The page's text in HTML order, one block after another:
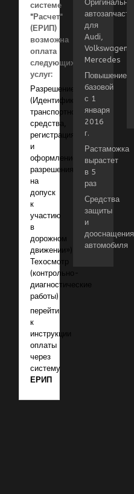
системе
"Расчет"
(ЕРИП)
возможна
оплата
следующих
услуг:
Разрешение
(Идентификация
транспортного
средства,
регистрация
и
оформление
разрешения
на
допуск
к
участию
в
дорожном
движении»)
Техосмотр
(контрольно-
диагностические
работы)
перейти
к
инструкции
оплаты
через
систему
ЕРИП
Оригинальные
автозапчасти
для
Audi,
Volkswagen,
Mercedes
Повышение
базовой
с 1
января
2016
г.
Растаможка
вырастет
в 5
раз
Средства
защиты
и
дооснащения
автомобиля